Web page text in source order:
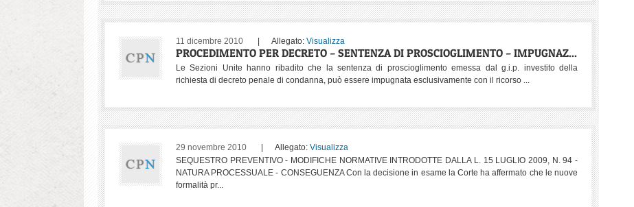
11 dicembre 2010 | Allegato: Visualizza
PROCEDIMENTO PER DECRETO – SENTENZA DI PROSCIOGLIMENTO – IMPUGNAZ...
Le Sezioni Unite hanno ribadito che la sentenza di proscioglimento emessa dal g.i.p. investito della
richiesta di decreto penale di condanna, può essere impugnata esclusivamente con il ricorso ...
29 novembre 2010 | Allegato: Visualizza
SEQUESTRO PREVENTIVO - MODIFICHE NORMATIVE INTRODOTTE DALLA L. 15 LUGLIO 2009, N. 94 -
NATURA PROCESSUALE - CONSEGUENZA Con la decisione in esame la Corte ha affermato che le nuove
formalità pr...